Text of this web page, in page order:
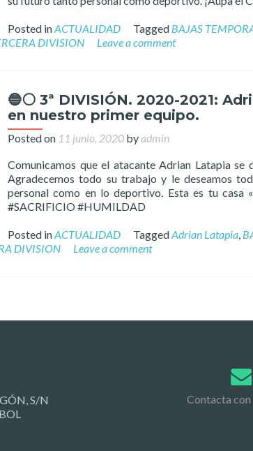
Posted inACTUALIDAD Tagged BAJAS
DIVISION Leave a comment
🔵⚪️ 3ª DIVISIÓN. 2020-2021:
en nuestro primer equipo.
Posted on 11 junio, 2020 byadmin
Comunicamos que el atacante Adrian Latapia se
Agradecemos todo su trabajo y le deseamos
personal como en lo deportivo. Esta es tu casa
#SACRIFICIO #HUMILDAD
Posted inACTUALIDAD TaggedAdrian Latapia,
DIVISION Leave a comment
S/N
Contacta